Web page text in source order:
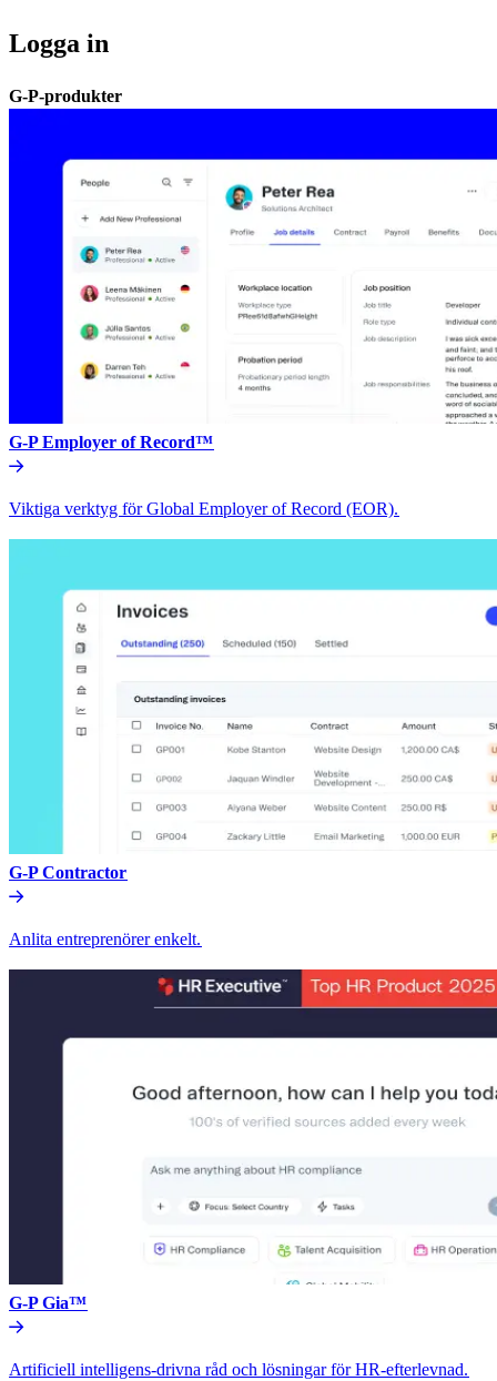
Logga in​​
G-P-produkter​​
G-P Employer of Record™​​
Viktiga verktyg för Global Employer of Record (EOR).​​
G-P Contractor​​
Anlita entreprenörer enkelt.​​
G-P Gia™​​
Artificiell intelligens-drivna råd och lösningar för HR-efterlevnad.​​